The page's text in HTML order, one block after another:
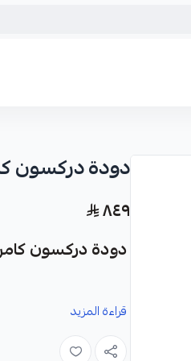
دودة دركسون
٨٤٩
دودة دركسون
نوفر لك دودة دركسون
المواصفات:
قراءة المزيد